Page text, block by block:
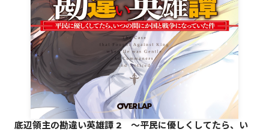
ロサージュノベルス
コミックガルド
底辺領主の勘違い英雄譚 2 ～平民に優しくしてたら、い